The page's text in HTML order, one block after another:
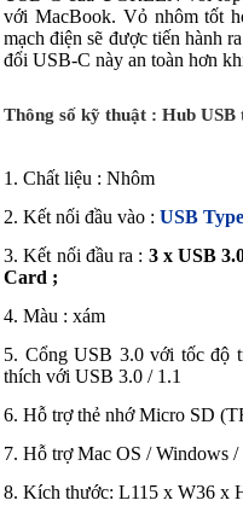
với MacBook. Vỏ nhôm tốt
mạch điện sẽ được tiến hành
đổi USB-C này an toàn hơn
Thông số kỹ thuật : Hub USB
1. Chất liệu : Nhôm
2. Kết nối đầu vào : USB
3. Kết nối đầu ra : 3 x USB
Card ;
4. Màu : xám
5. Cổng USB 3.0 với tốc độ
thích với USB 3.0 / 1.1
6. Hỗ trợ thẻ nhớ Micro SD
7. Hỗ trợ Mac OS / Windows
8. Kích thước: L115 x W36 x